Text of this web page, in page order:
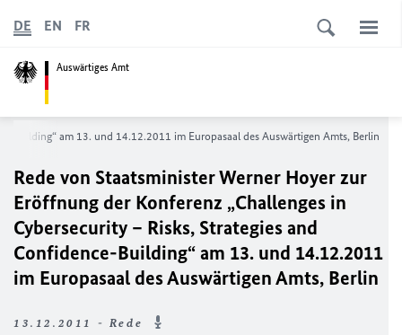
Auswärtiges Amt
DE EN FR
Building“ am 13. und 14.12.2011 im Europasaal des Auswärtigen Amts, Berlin
Rede von Staatsminister Werner Hoyer zur
Eröffnung der Konferenz „Challenges in
Cybersecurity – Risks, Strategies and
Confidence-Building“ am 13. und 14.12.2011
im Europasaal des Auswärtigen Amts, Berlin
13.12.2011 - Rede